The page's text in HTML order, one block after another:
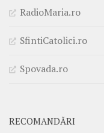
RadioMaria.ro
SfintiCatolici.ro
Spovada.ro
RECOMANDĂRI